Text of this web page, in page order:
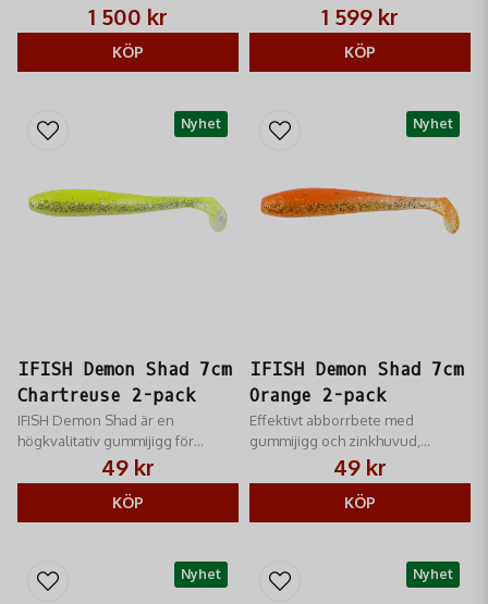
för användning.1 500 kr
KÖP
både nybörjare och erfarna
flugfiskare.
1 599 kr
KÖP
IFISH Demon Shad 7cm
Chartreuse 2-pack
IFISH Demon Shad är en
högkvalitativ gummijigg för
effektivt abborrfiske, designad av
Niklas Lures.
49 kr
KÖP
Nyhet
IFISH Demon Shad 7cm
Orange 2-pack
Effektivt abborrbete med
gummijigg och zinkhuvud,
designat av Niklas Lures för
optimal fångst.
49 kr
KÖP
Nyhet
Nyhet Nyhet